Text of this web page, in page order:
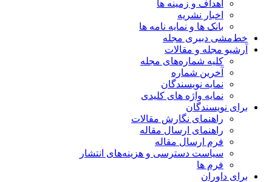
اهداف و زمینه ها
اخبار نشریه
بانک ها و نمایه نامه ها
خط‌مشی دبیری مجله
آرشیو مجله و مقالات
کلیه شماره‌های مجله
آخرین شماره
نمایه نویسندگان
نمایه واژه های کلیدی
برای نویسندگان
راهنمای نگارش مقالات
راهنمای ارسال مقاله
فرم ارسال مقاله
سیاست دسترسی و هزینه‌های انتشار
فرم ها
برای داوران